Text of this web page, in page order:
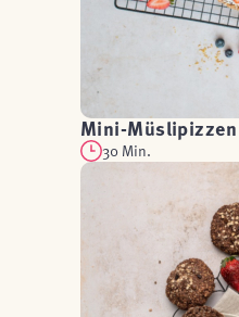
Mini-Müslipizzen
30 Min.